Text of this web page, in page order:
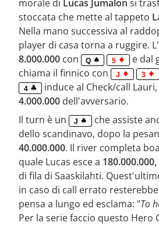
morale di Lucas Jumalon si
stoccata che mette al tappeto
Nella mano successiva al
player di casa torna a ruggire.
8.000.000 con Q 5
e dal
chiama il finnico con
J 3
4
induce al Check/call
4.000.000 dell'avversario.
Il turn è un
J
che assiste
dello scandinavo, dopo la
40.000.000. Il river completa
quale Lucas esce a 180.000.000,
di fila di Saaskilahti.
in caso di call errato
pensa a lungo ed esclama: "To
Per la serie faccio questo Hero